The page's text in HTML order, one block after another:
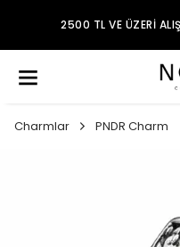
2500 TL VE ÜZERI
Charmlar PNDR Charm